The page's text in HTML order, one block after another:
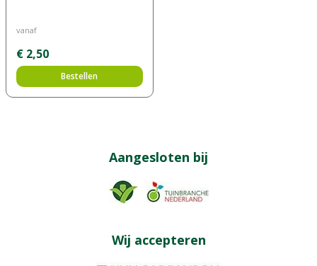
vanaf
€ 2,50
Bestellen
Aangesloten bij
Wij accepteren